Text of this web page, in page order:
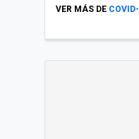
VER MÁS DE